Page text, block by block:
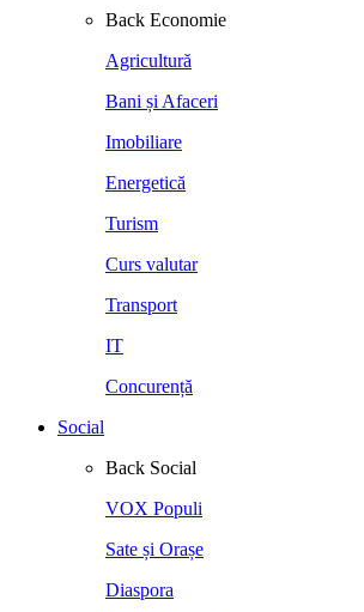
Back Economie
Agricultură
Bani și Afaceri
Imobiliare
Energetică
Turism
Curs valutar
Transport
IT
Concurență
Social
Back Social
VOX Populi
Sate și Orașe
Diaspora